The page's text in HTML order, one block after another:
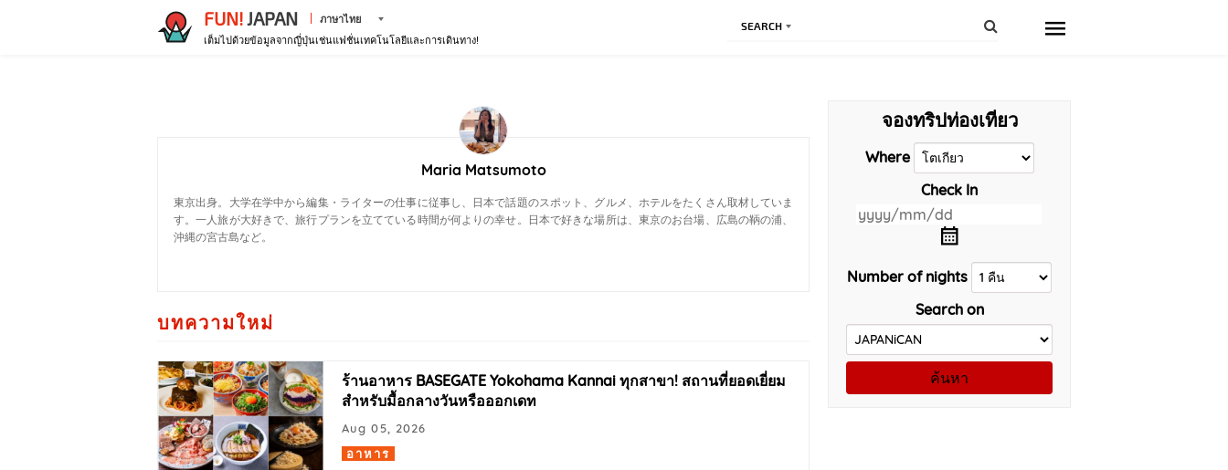
FUN! JAPAN ภาษาไทย
เต็มไปด้วยข้อมูลจากญี่ปุ่นเช่นแฟชั่นเทคโนโลยีและการเดินทาง!
SEARCH
Maria Matsumoto
東京出身。大学在学中から編集・ライターの仕事に従事し、日本で話題のスポット、グルメ、ホテルをたくさん取材していま
す。一人旅が大好きで、旅行プランを立てている時間が何よりの幸せ。日本で好きな場所は、東京のお台場、広島の鞆の浦、
沖縄の宮古島など。
บทความใหม่
ร้านอาหาร BASEGATE Yokohama Kannai ทุกสาขา! สถานที่ยอดเยี่ยม
สำหรับมื้อกลางวันหรือออกเดท
อาหาร
Aug 05, 2026
จองทริปท่องเที่ยว
Where
Check In
Number of nights
Search on
ค้นหา